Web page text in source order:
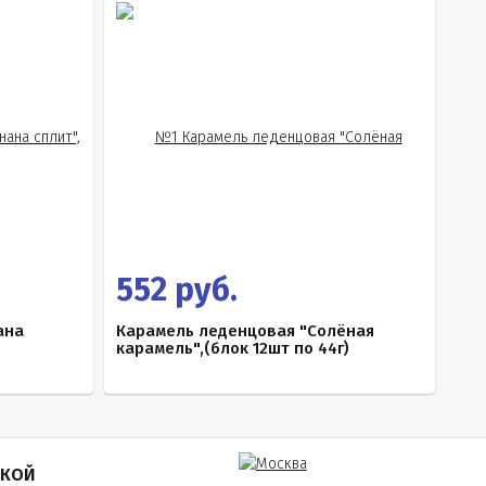
552 руб.
Карамель леденцовая "Солёная
карамель",(блок 12шт по 44г)